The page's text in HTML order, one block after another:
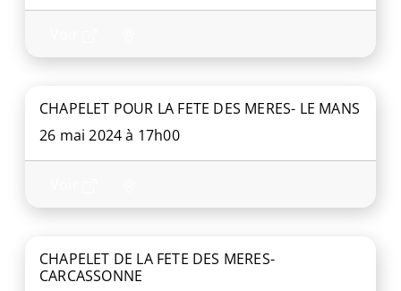
CHAPELET POUR LA FETE DES MERES- LE MANS
26 mai 2024 à 17h00
CHAPELET DE LA FETE DES MERES-
CARCASSONNE